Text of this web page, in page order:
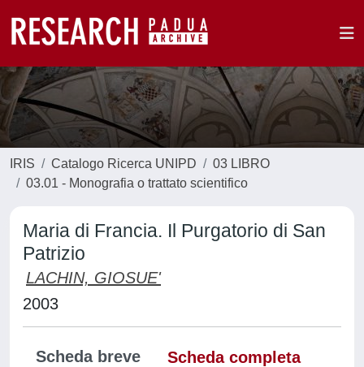
IRIS Catalogo Ricerca UNIPD
03 LIBRO
03.01 - Monografia o trattato scientifico
Maria di Francia. Il Purgatorio di San
Patrizio
LACHIN, GIOSUE'
2003
Scheda breve
Scheda completa